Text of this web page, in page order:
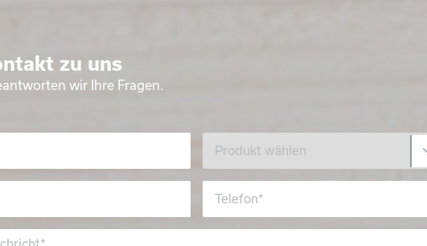
zu uns
wir Ihre Fragen.